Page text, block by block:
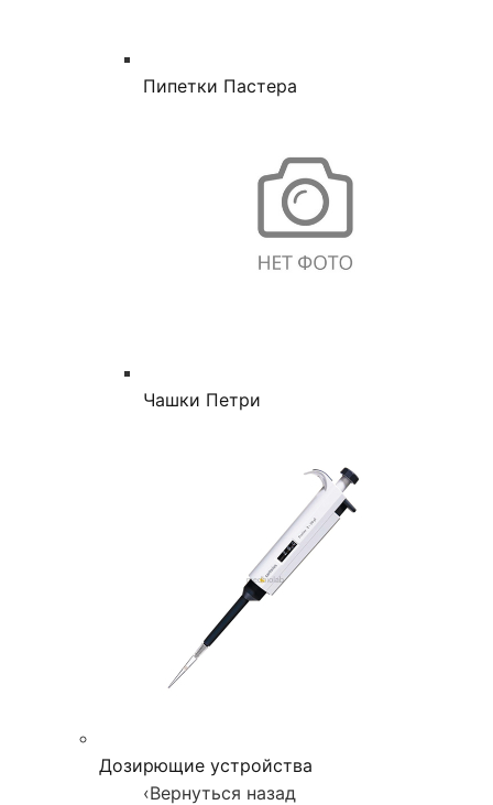
Пипетки Пастера
Чашки Петри
Дозирющие устройства
‹Вернуться назад